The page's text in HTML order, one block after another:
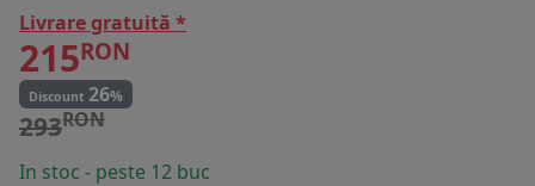
Livrare gratuită *
215RON
Discount 26%
293RON
In stoc - peste 12 buc